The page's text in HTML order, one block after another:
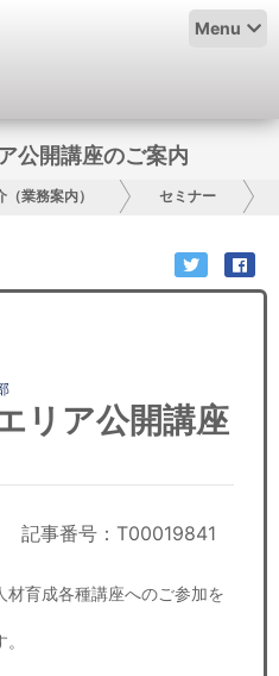
Menu
公開講座のご案内
業務案内） セミナー
リア公開講座
記事番号：T00019841
育成各種講座へのご参加を